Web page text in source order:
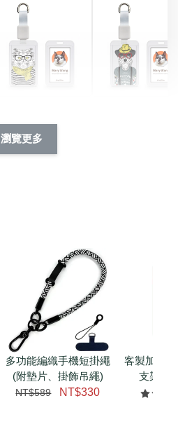
件套(附伸縮卡扣)
CSAA05
加入購物車
瀏覽更多
瀏覽更多
多功能編織手機短掛繩
(附墊片、掛飾吊繩)
NT$589 NT$330
客製加購
支架 腕